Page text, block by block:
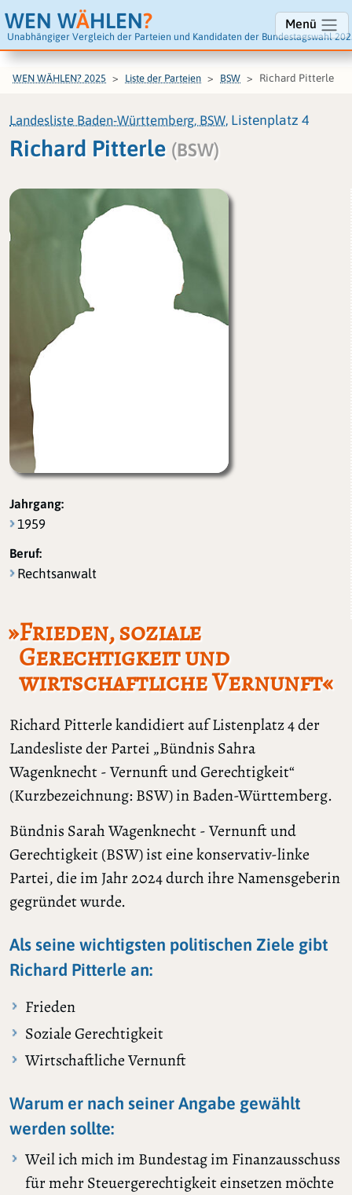
WEN WÄHLEN?
Unabhängiger Vergleich der Parteien und Kandidaten der Bundestagswahl
Menü
WEN WÄHLEN? 2025 Liste der Parteien BSW Richard Pitterle
Landesliste Baden-Württemberg, BSW, Listenplatz 4
Richard Pitterle (BSW)
Jahrgang:
1959
Beruf:
Rechtsanwalt
»Frieden, soziale
Gerechtigkeit und
wirtschaftliche Vernunft«
Richard Pitterle kandidiert auf Listenplatz 4 der
Landesliste der Partei „Bündnis Sahra
Wagenknecht - Vernunft und Gerechtigkeit“
(Kurzbezeichnung: BSW) in Baden-Württemberg.
Bündnis Sarah Wagenknecht - Vernunft und
Gerechtigkeit (BSW) ist eine konservativ-linke
Partei, die im Jahr 2024 durch ihre Namensgeberin
gegründet wurde.
Als seine wichtigsten politischen Ziele gibt
Richard Pitterle an:
Frieden
Soziale Gerechtigkeit
Wirtschaftliche Vernunft
Warum er nach seiner Angabe gewählt
werden sollte:
Weil ich mich im Bundestag im Finanzausschuss
für mehr Steuergerechtigkeit einsetzen möchte